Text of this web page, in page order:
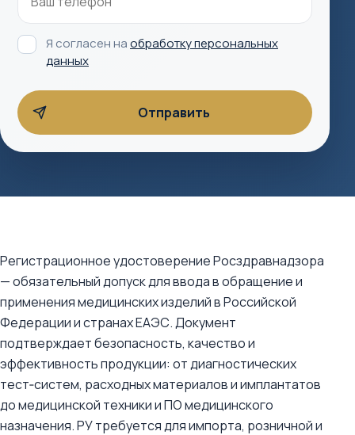
Я согласен наобработку персональных
данных
Регистрационное удостоверение Росздравнадзора
— обязательный допуск для ввода в обращение и
применения медицинских изделий в Российской
Федерации и странах ЕАЭС. Документ
подтверждает безопасность, качество и
эффективность продукции: от диагностических
тест‑систем, расходных материалов и имплантатов
до медицинской техники и ПО медицинского
назначения. РУ требуется для импорта, розничной и